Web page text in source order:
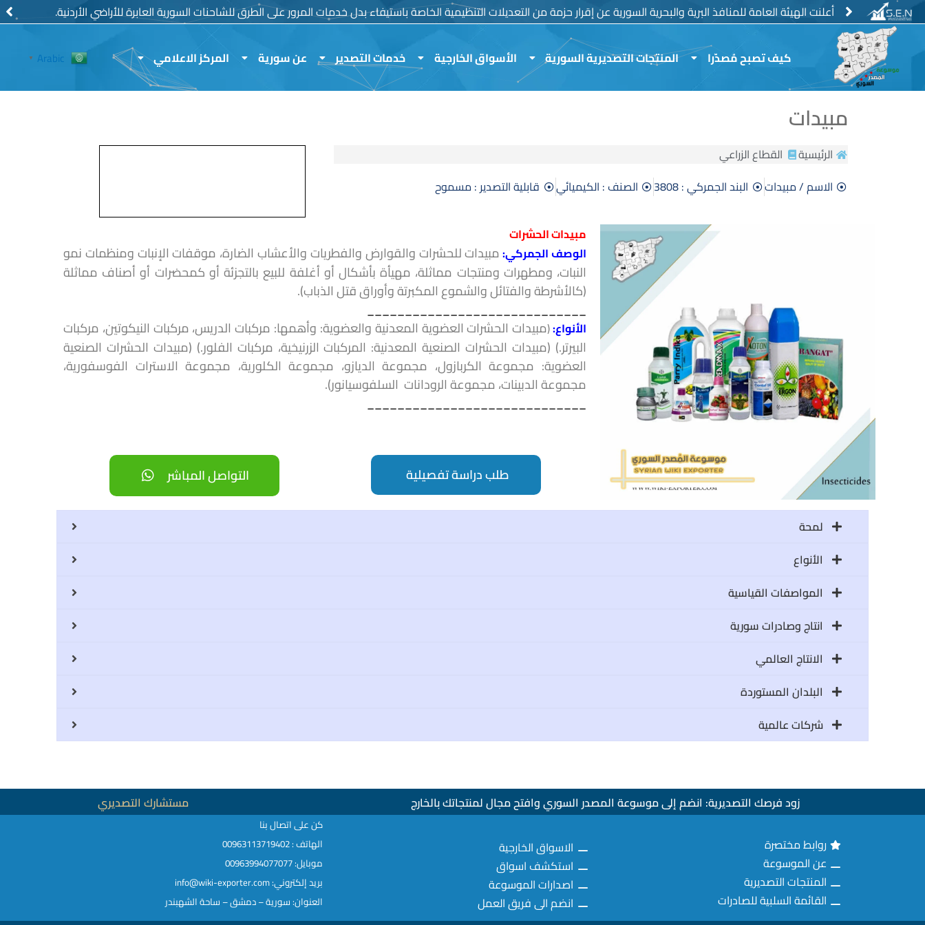
تخطي
إلى
المحتوى
أعلنت الهيئة العامة للمنافذ البرية والبحرية السورية عن إقرار حزمة من التعديلات التنظيمية الخاصة باستيفاء بدل خدمات المرور على الطرق للشاحنات السورية العابرة للأراضي الأردنية.
منع استيراد الفروج الحي والمجمد وبيض المائدة
كيف تصبح مُصدّرا المنتجات التصديرية السورية الأسواق الخارجية خدمات التصدير عن سورية المركز الاعلامي Arabic
▼
مبيدات
الرئيسية
القطاع الزراعي
الاسم / مبيدات
البند الجمركي : 3808 الصنف : الكيميائي قابلية التصدير : مسموح
مبيدات الحشرات
الوصف الجمركي:مبيدات للحشرات والقوارض والفطريات والأعشاب الضارة، موقفات الإنبات ومنظمات نمو
النبات، ومطهرات ومنتجات مماثلة، مهيأة بأشكال أو أغلفة للبيع بالتجزئة أو كمحضرات أو أصناف مماثلة
(كالأشرطة والفتائل والشموع المكبرتة وأوراق قتل الذباب).
_____________________________
الأنواع:(مبيدات الحشرات العضوية المعدنية والعضوية: وأهمها: مركبات الدريس، مركبات النيكوتين، مركبات
البيرتر.) (مبيدات الحشرات الصنعية المعدنية: المركبات الزرنيخية، مركبات الفلور.) (مبيدات الحشرات الصنعية
العضوية: مجموعة الكربازول، مجموعة الديازو، مجموعة الكلورية، مجموعة الاسترات الفوسفورية،
مجموعة الدبينات، مجموعة الرودانات السلفوسيانور).
_____________________________
طلب دراسة تفصيلية التواصل المباشر
لمحة
الأنواع
المواصفات القياسية
انتاج وصادرات سورية
الانتاج العالمي
البلدان المستوردة
شركات عالمية
زود فرصك التصديرية: انضم إلى موسوعة المصدر السوري وافتح مجال لمنتجاتك بالخارج مستشارك التصديري
روابط مختصرة
عن الموسوعة
المنتجات التصديرية
القائمة السلبية للصادرات
الاسواق الخارجية
استكشف اسواق
اصدارات الموسوعة
انضم الى فريق العمل
كن على اتصال بنا
الهاتف : 00963113719402
موبايل: 00963994077077
بريد إلكتروني: info@wiki-exporter.com
العنوان: سورية – دمشق – ساحة الشهبندر